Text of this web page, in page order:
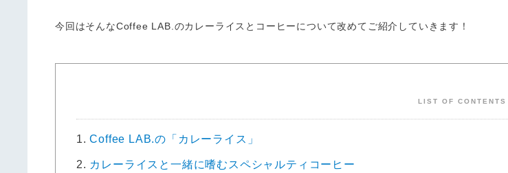
今回はそんなCoffee LAB.のカレーライスとコーヒーについて改めてご紹介していきます！
LIST OF CONTENTS
1.Coffee LAB.の「カレーライス」
2. カレーライスと一緒に嗜むスペシャルティコーヒー